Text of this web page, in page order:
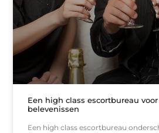
Een high class escortbureau
belevenissen
Een high class escortbureau